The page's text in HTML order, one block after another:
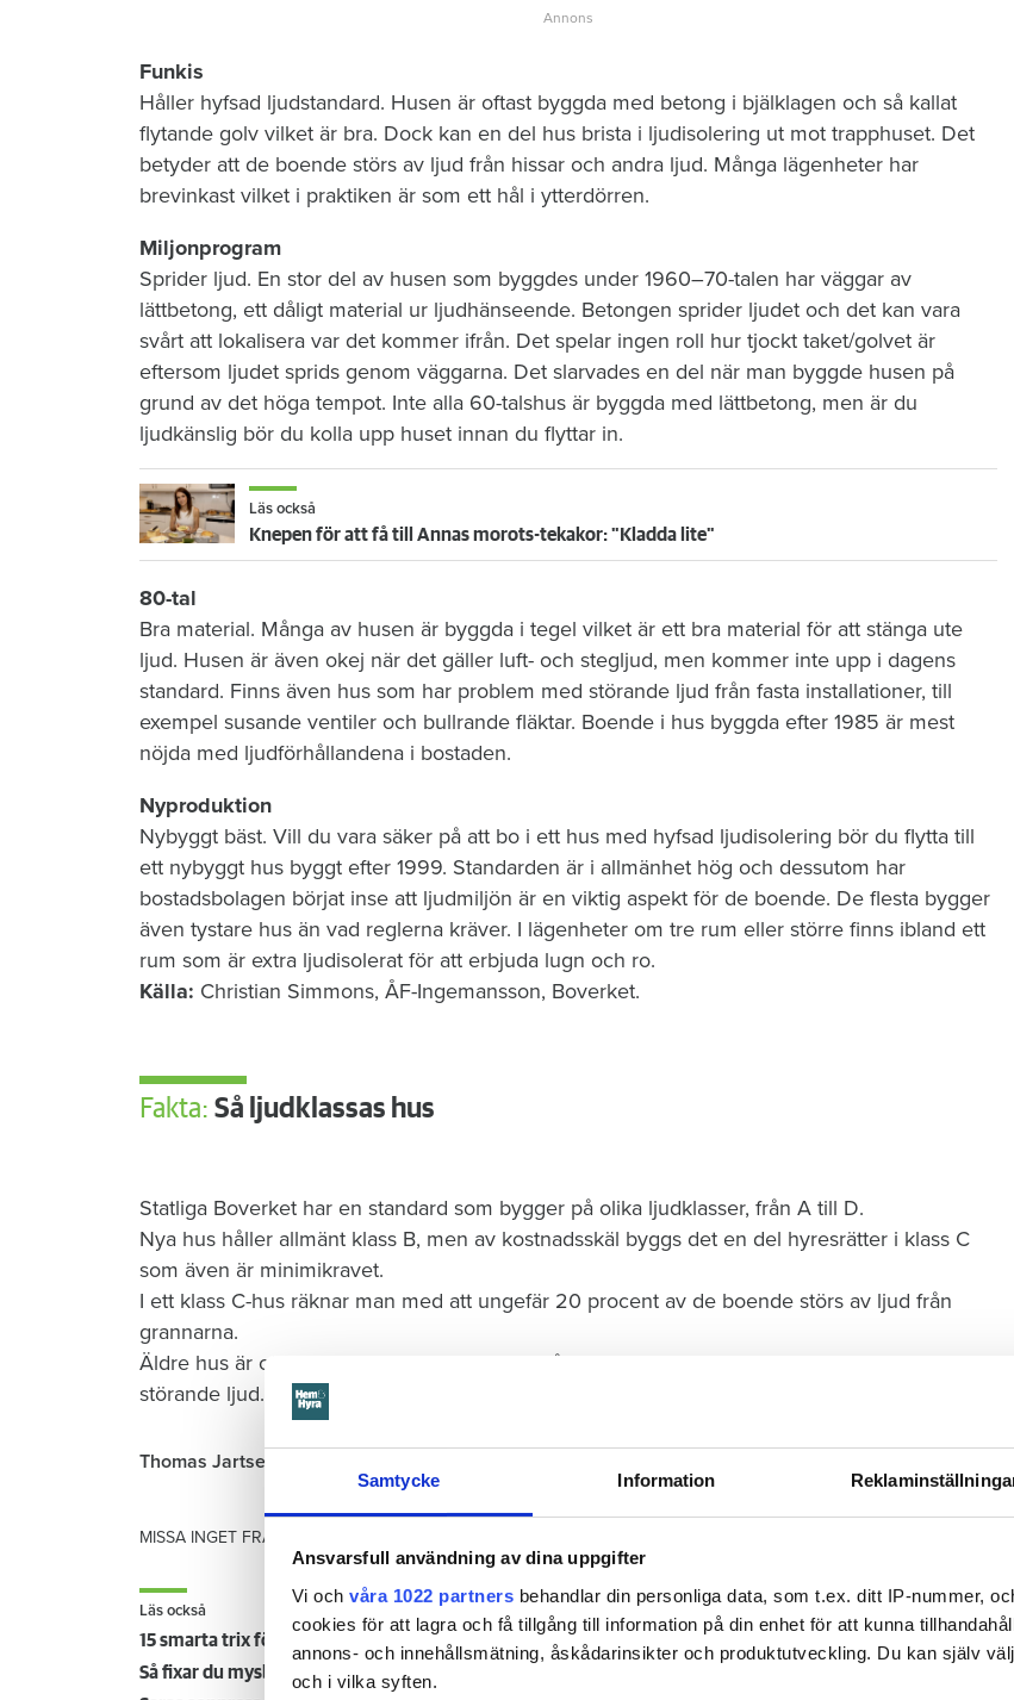
Samtycke Information
Ansvarsfull användning av dina uppgifter
Vi och våra 1022 partners behandlar din personliga data, som t.ex. ditt IP-nummer,
cookies för att lagra och få tillgång till information på din enhet för att kunna
annons- och innehållsmätning, åskådarinsikter och produktutveckling. Du kan själv
och i vilka syften.
Funkis
Håller hyfsad ljudstandard. Husen är oftast byggda med betong i bjälklagen och så kallat
flytande golv vilket är bra. Dock kan en del hus brista i ljudisolering ut mot trapphuset. Det
betyder att de boende störs av ljud från hissar och andra ljud. Många lägenheter har
brevinkast vilket i praktiken är som ett hål i ytterdörren.
Miljonprogram
Sprider ljud. En stor del av husen som byggdes under 1960–70-talen har väggar av
lättbetong, ett dåligt material ur ljudhänseende. Betongen sprider ljudet och det kan vara
svårt att lokalisera var det kommer ifrån. Det spelar ingen roll hur tjockt taket/golvet är
eftersom ljudet sprids genom väggarna. Det slarvades en del när man byggde husen på
grund av det höga tempot. Inte alla 60-talshus är byggda med lättbetong, men är du
ljudkänslig bör du kolla upp huset innan du flyttar in.
Läs också
Knepen för att få till Annas morots-tekakor: "Kladda lite"
80-tal
Bra material. Många av husen är byggda i tegel vilket är ett bra material för att stänga ute
ljud. Husen är även okej när det gäller luft- och stegljud, men kommer inte upp i dagens
standard. Finns även hus som har problem med störande ljud från fasta installationer, till
exempel susande ventiler och bullrande fläktar. Boende i hus byggda efter 1985 är mest
nöjda med ljudförhållandena i bostaden.
Nyproduktion
Nybyggt bäst. Vill du vara säker på att bo i ett hus med hyfsad ljudisolering bör du flytta till
ett nybyggt hus byggt efter 1999. Standarden är i allmänhet hög och dessutom har
bostadsbolagen börjat inse att ljudmiljön är en viktig aspekt för de boende. De flesta bygger
även tystare hus än vad reglerna kräver. I lägenheter om tre rum eller större finns ibland ett
rum som är extra ljudisolerat för att erbjuda lugn och ro.
Källa: Christian Simmons, ÅF-Ingemansson, Boverket.
Fakta: Så ljudklassas hus
Statliga Boverket har en standard som bygger på olika ljudklasser, från A till D.
Nya hus håller allmänt klass B, men av kostnadsskäl byggs det en del hyresrätter i klass C
som även är minimikravet.
I ett klass C-hus räknar man med att ungefär 20 procent av de boende störs av ljud från
grannarna.
Äldre hus är oftast klass D eller sämre. I ett sådant hus störs minst hälften av de boende av
störande ljud.
Thomas Jartsell
MISSA INGET FRÅN HEM & HYRA.
Läs också
15 smarta trix för att odla utan balkong
Så fixar du mysbelysning efter jul – 27 bra tips